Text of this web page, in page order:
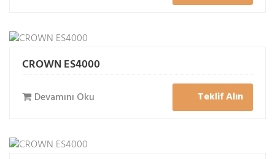
CROWN ES4000
Devamını Oku Teklif Alın